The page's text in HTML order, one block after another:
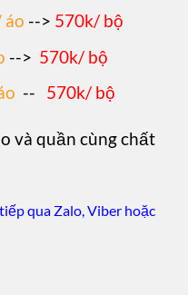
áo --> 570k/ bộ
--> 570k/ bộ
-- 570k/ bộ
và quần cùng chất
qua Zalo, Viber hoặc